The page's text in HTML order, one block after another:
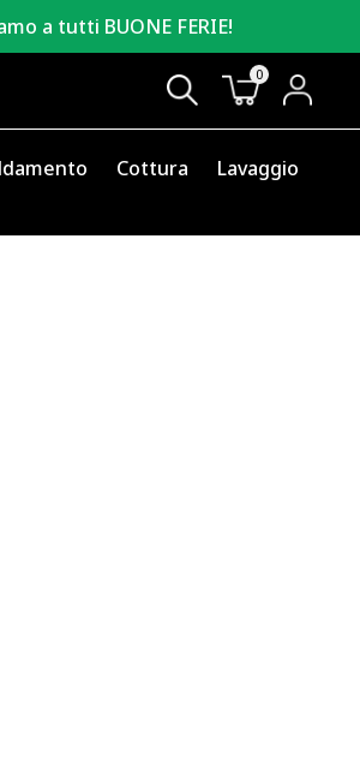
a tutti BUONE FERIE!
0
Cottura
Lavaggio